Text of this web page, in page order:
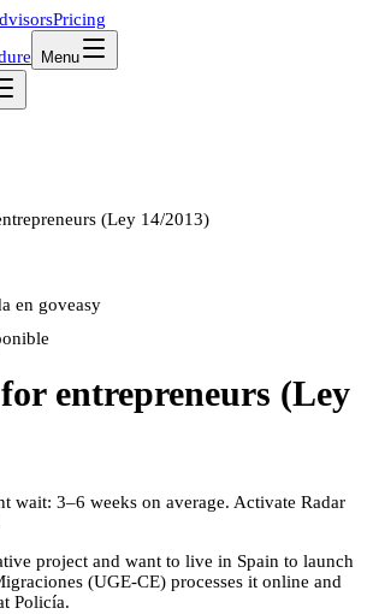
Pricing
Menu
(Ley 14/2013)
en goveasy
entrepreneurs (Ley
wait: 3–6 weeks on average. Activate Radar
project and want to live in Spain to launch
(UGE‑CE) processes it online and
Policía.